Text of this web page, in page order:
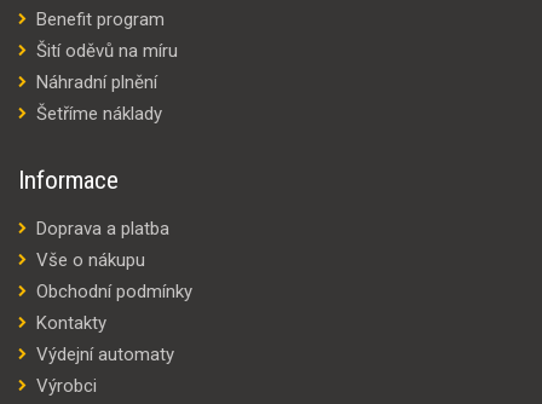
Benefit program
Šití oděvů na míru
Náhradní plnění
Šetříme náklady
Informace
Doprava a platba
Vše o nákupu
Obchodní podmínky
Kontakty
Výdejní automaty
Výrobci